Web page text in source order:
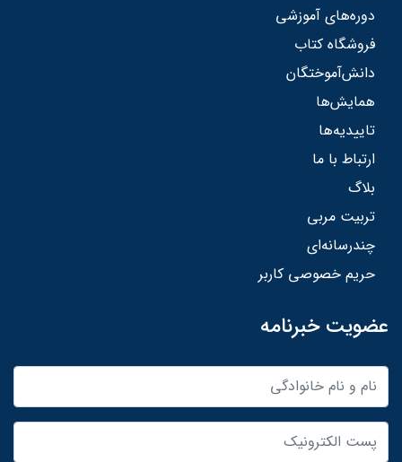
دوره‌های آموزشی
فروشگاه کتاب
دانش‌آموختگان
همایش‌ها
تاییدیه‌ها
ارتباط با ما
بلاگ
تربیت مربی
چندرسانه‌ای
حریم خصوصی کاربر
عضویت خبرنامه